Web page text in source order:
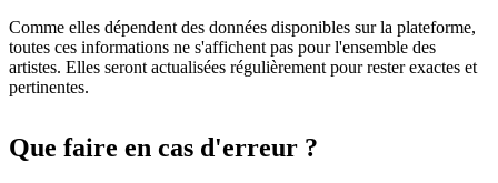
Comme elles dépendent des données disponibles sur la plateforme,
toutes ces informations ne s'affichent pas pour l'ensemble des
artistes. Elles seront actualisées régulièrement pour rester exactes et
pertinentes.
Que faire en cas d'erreur ?